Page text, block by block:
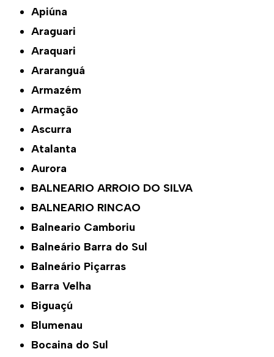
Apiúna
Araguari
Araquari
Araranguá
Armazém
Armação
Ascurra
Atalanta
Aurora
BALNEARIO ARROIO DO SILVA
BALNEARIO RINCAO
Balneario Camboriu
Balneário Barra do Sul
Balneário Piçarras
Barra Velha
Biguaçú
Blumenau
Bocaina do Sul